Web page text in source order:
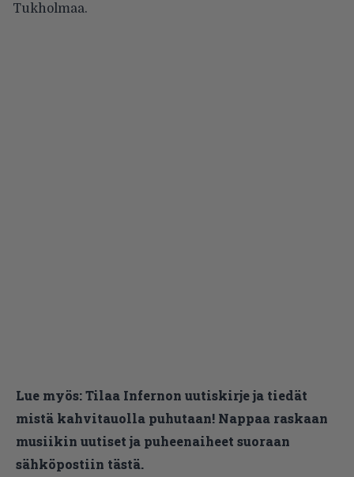
Tukholmaa.
Lue myös:Tilaa Infernon uutiskirje ja tiedät
mistä kahvitauolla puhutaan! Nappaa raskaan
musiikin uutiset ja puheenaiheet suoraan
sähköpostiin tästä.